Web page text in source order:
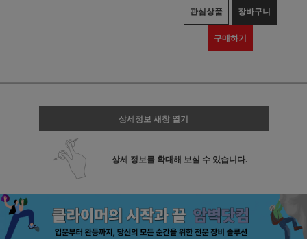
관심상품 장바구니
구매하기
상세정보 새창 열기
상세 정보를 확대해 보실 수 있습니다.